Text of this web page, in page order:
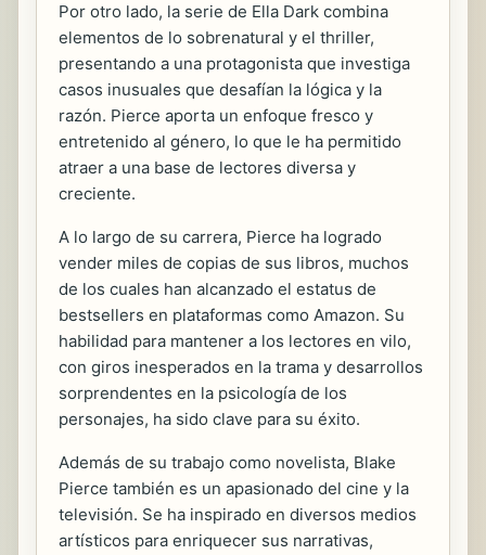
Por otro lado, la serie de Ella Dark combina
elementos de lo sobrenatural y el thriller,
presentando a una protagonista que investiga
casos inusuales que desafían la lógica y la
razón. Pierce aporta un enfoque fresco y
entretenido al género, lo que le ha permitido
atraer a una base de lectores diversa y
creciente.
A lo largo de su carrera, Pierce ha logrado
vender miles de copias de sus libros, muchos
de los cuales han alcanzado el estatus de
bestsellers en plataformas como Amazon. Su
habilidad para mantener a los lectores en vilo,
con giros inesperados en la trama y desarrollos
sorprendentes en la psicología de los
personajes, ha sido clave para su éxito.
Además de su trabajo como novelista, Blake
Pierce también es un apasionado del cine y la
televisión. Se ha inspirado en diversos medios
artísticos para enriquecer sus narrativas,